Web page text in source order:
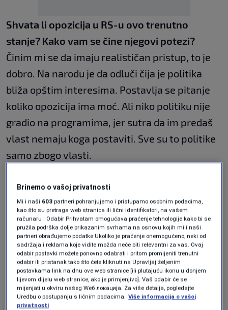
Shvata li opozicija u RS-u ovo trenutno
stanje? Kako vam se čine njegovi potezi?
Činim mi se da imaju realističan pristup, to je
dobro. Na narodu je da odluči čija je politika
bliža opštim interesima. Postavlja se pitanje
koliko opozicija ima moć. Ali niko politiku nije
gradio na programima, jer sutra da im predaš
vlast nemaju koga postaviti. Sve su to politike
samo zbogo vlasti.
Živite u Istočnom Sarajevu, kako obični ljudi
gledaju na Dodikove poteze?
Dodik ovo što čini nisu legitimna sredstva, žao
mi je što to ne shvata. Ne može se pravo
uspostavljati nepravom. Ljudi su prije svega
zabrinuti, niko ne želi sukob. Sada bi trebali
izgubiti ovo što su stekli nakon rata? Treba da
Brinemo o vašoj privatnosti
Mi i naši 603 partneri pohranjujemo i pristupamo osobnim podacima,
kao što su pretraga web stranica ili lični identifikatori, na vašem
računaru . Odabir Prihvatam omogućava praćenje tehnologije kako bi se
pružila podrška dolje prikazanim svrhama na osnovu kojih mi i naši
partneri obrađujemo podatke Ukoliko je praćenje onemogućeno, neki od
sadržaja i reklama koje vidite možda neće biti relevantni za vas. Ovaj
odabir postavki možete ponovno odabrati i pritom promijeniti trenutni
odabir ili pristanak tako što ćete kliknuti na Upravljaj željenim
postavkama link na dnu ove web stranice [ili plutajuću ikonu u donjem
lijevom dijelu web stranice, ako je primjenjivo]. Vaš odabir će se
mijenjati u okviru našeg Wеб локација. Za više detalja, pogledajte
Uredbu o postupanju s ličnim podacima. Više informacija o vašoj
privatnosti